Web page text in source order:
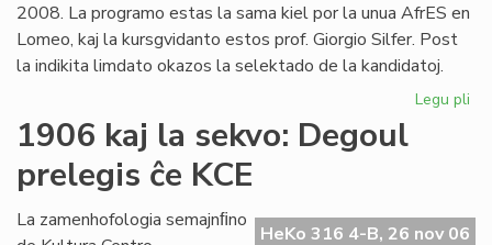
2008. La programo estas la sama kiel por la unua AfrES en
Lomeo, kaj la kursgvidanto estos prof. Giorgio Silfer. Post
la indikita limdato okazos la selektado de la kandidatoj.
Legu pli
1906 kaj la sekvo: Degoul
prelegis ĉe KCE
HeKo 316 4-B, 26 nov 06
La zamenhofologia semajnﬁno